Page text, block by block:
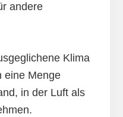
andere
Klima
eine Menge
in der Luft als